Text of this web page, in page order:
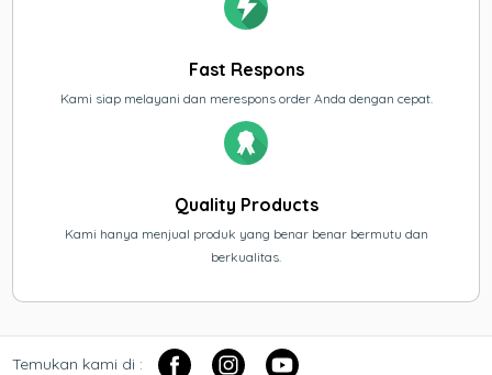
Fast Respons
Kami siap melayani dan merespons order Anda dengan cepat.
Quality Products
Kami hanya menjual produk yang benar benar bermutu dan
berkualitas.
Temukan kami di :